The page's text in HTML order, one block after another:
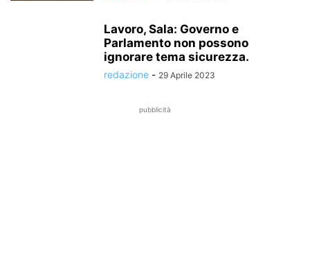
Lavoro, Sala: Governo e
Parlamento non possono
ignorare tema sicurezza.
redazione - 29 Aprile 2023
pubblicità